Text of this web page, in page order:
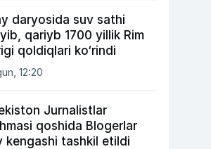
daryosida suv sathi
qariyb 1700 yillik Rim
qoldiqlari ko‘rindi
12:20
Jurnalistlar
qoshida Blogerlar
kengashi tashkil etildi